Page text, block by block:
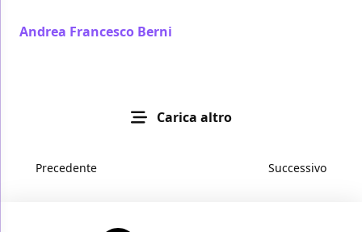
Andrea Francesco Berni
Carica altro
Precedente Successivo